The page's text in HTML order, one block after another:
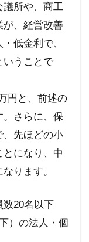
議所や、商工
が、経営改善
低金利で、
いうことで
円と、前述の
さらに、保
、先ほどの小
とになり、中
ります。
数20名以下
）の法人・個